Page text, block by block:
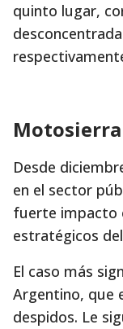
quinto lugar,
Motosierra
Desde
en el sector
fuerte impacto
estratégicos
El caso más
Argentino, que
despidos. Le